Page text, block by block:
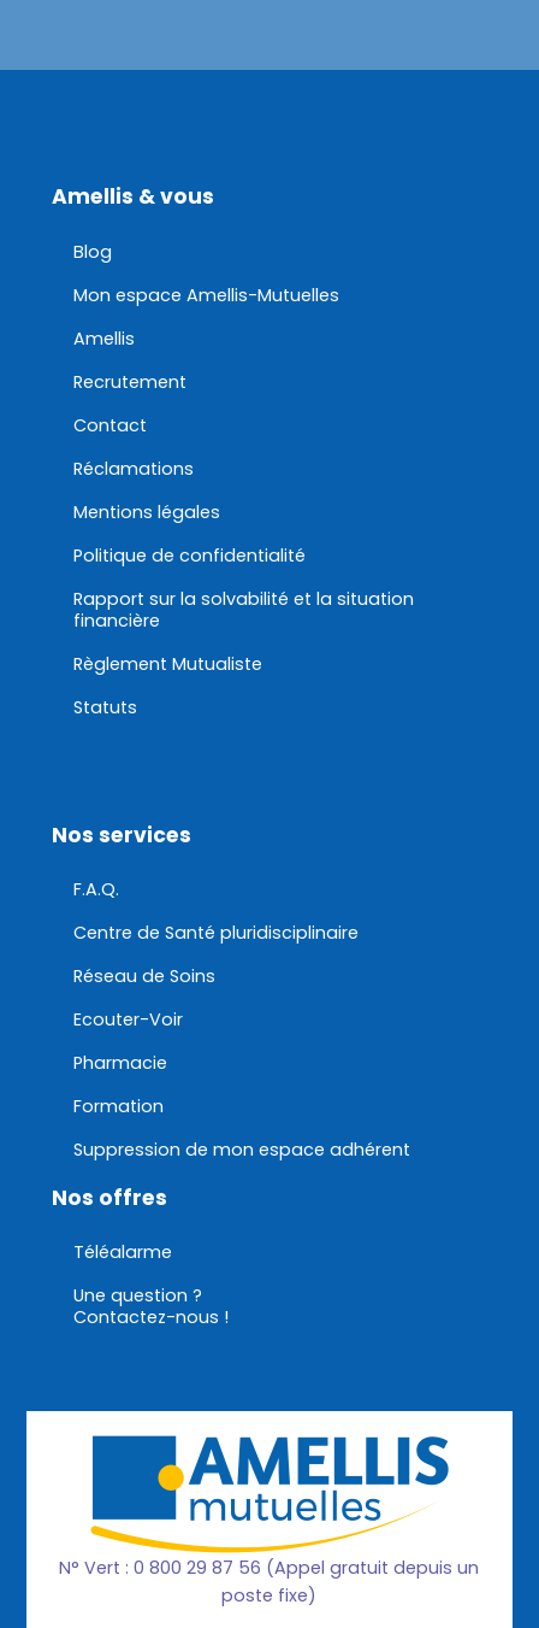
Amellis & vous
Blog
Mon espace Amellis-Mutuelles
Amellis
Recrutement
Contact
Réclamations
Mentions légales
Politique de confidentialité
Rapport sur la solvabilité et la situation
financière
Règlement Mutualiste
Statuts
Nos services
F.A.Q.
Centre de Santé pluridisciplinaire
Réseau de Soins
Ecouter-Voir
Pharmacie
Formation
Suppression de mon espace adhérent
Nos offres
Téléalarme
Une question ?
Contactez-nous !
N° Vert : 0 800 29 87 56 (Appel gratuit depuis un
poste fixe)